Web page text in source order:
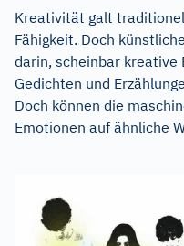
Kreativität galt
Fähigkeit. Doch
darin, scheinbar kreative
Gedichten und
Doch können die
Emotionen auf ähnliche